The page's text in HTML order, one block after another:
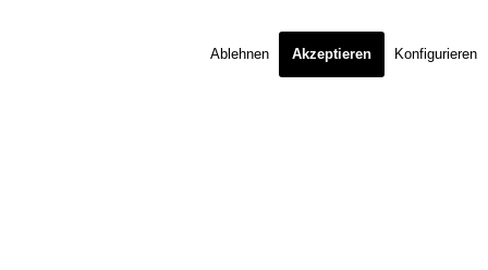
Ablehnen Akzeptieren Konfigurieren